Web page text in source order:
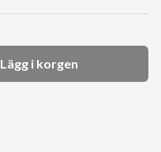
Lägg i korgen